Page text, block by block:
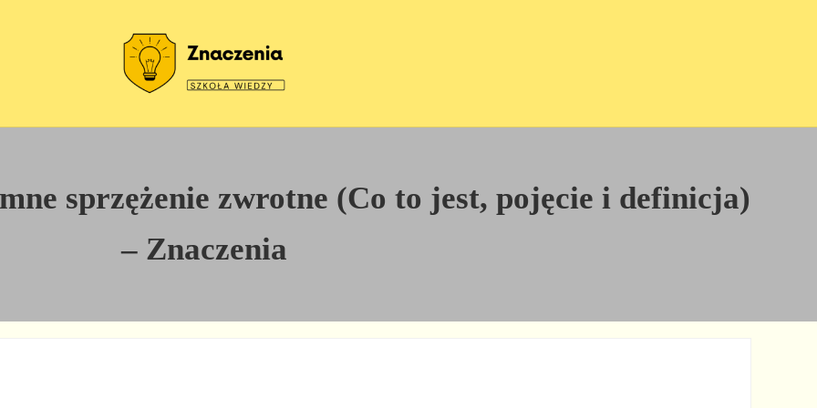
sprzężenie zwrotne (Co to jest, pojęcie i definicja)
– Znaczenia